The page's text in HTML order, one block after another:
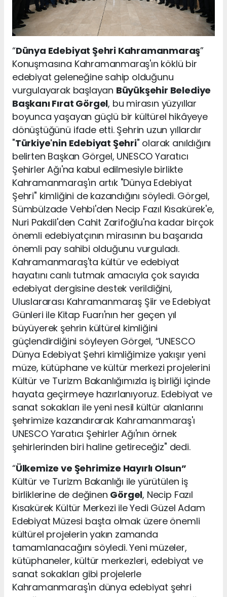
“Dünya Edebiyat Şehri Kahramanmaraş”
Konuşmasına Kahramanmaraş'ın köklü bir
edebiyat geleneğine sahip olduğunu
vurgulayarak başlayan Büyükşehir Belediye
Başkanı Fırat Görgel, bu mirasın yüzyıllar
boyunca yaşayan güçlü bir kültürel hikâyeye
dönüştüğünü ifade etti. Şehrin uzun yıllardır
"Türkiye'nin Edebiyat Şehri" olarak anıldığını
belirten Başkan Görgel, UNESCO Yaratıcı
Şehirler Ağı'na kabul edilmesiyle birlikte
Kahramanmaraş'ın artık "Dünya Edebiyat
Şehri" kimliğini de kazandığını söyledi. Görgel,
Sümbülzade Vehbi'den Necip Fazıl Kısakürek'e,
Nuri Pakdil'den Cahit Zarifoğlu'na kadar birçok
önemli edebiyatçının mirasının bu başarıda
önemli pay sahibi olduğunu vurguladı.
Kahramanmaraş'ta kültür ve edebiyat
hayatını canlı tutmak amacıyla çok sayıda
edebiyat dergisine destek verildiğini,
Uluslararası Kahramanmaraş Şiir ve Edebiyat
Günleri ile Kitap Fuarı'nın her geçen yıl
büyüyerek şehrin kültürel kimliğini
güçlendirdiğini söyleyen Görgel, “UNESCO
Dünya Edebiyat Şehri kimliğimize yakışır yeni
müze, kütüphane ve kültür merkezi projelerini
Kültür ve Turizm Bakanlığımızla iş birliği içinde
hayata geçirmeye hazırlanıyoruz. Edebiyat ve
sanat sokakları ile yeni nesil kültür alanlarını
şehrimize kazandırarak Kahramanmaraş'ı
UNESCO Yaratıcı Şehirler Ağı'nın örnek
şehirlerinden biri haline getireceğiz" dedi.
“Ülkemize ve Şehrimize Hayırlı Olsun”
Kültür ve Turizm Bakanlığı ile yürütülen iş
birliklerine de değinen Görgel, Necip Fazıl
Kısakürek Kültür Merkezi ile Yedi Güzel Adam
Edebiyat Müzesi başta olmak üzere önemli
kültürel projelerin yakın zamanda
tamamlanacağını söyledi. Yeni müzeler,
kütüphaneler, kültür merkezleri, edebiyat ve
sanat sokakları gibi projelerle
Kahramanmaraş'ın dünya edebiyat şehri